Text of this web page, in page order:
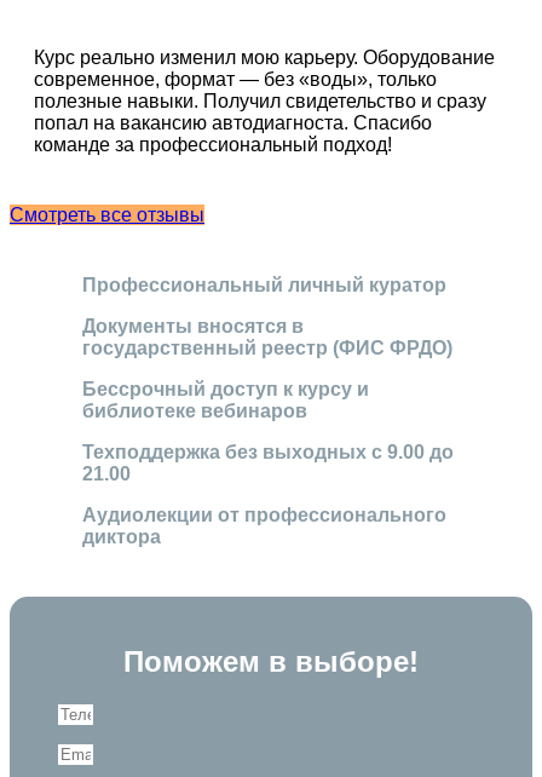
Курс реально изменил мою карьеру. Оборудование
современное, формат — без «воды», только
полезные навыки. Получил свидетельство и сразу
попал на вакансию автодиагноста. Спасибо
команде за профессиональный подход!
Смотреть все отзывы
Профессиональный личный куратор
Документы вносятся в
государственный реестр (ФИС ФРДО)
Бессрочный доступ к курсу и
библиотеке вебинаров
Техподдержка без выходных с 9.00 до
21.00
Аудиолекции от профессионального
диктора
Поможем в выборе!